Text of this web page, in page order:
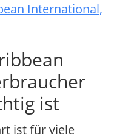
International,
ist
ist für viele